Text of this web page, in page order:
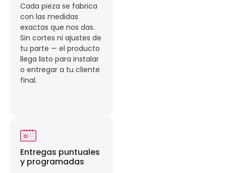
Cada pieza se fabrica
con las medidas
exactas que nos das.
Sin cortes ni ajustes de
tu parte — el producto
llega listo para instalar
o entregar a tu cliente
final.
Entregas puntuales
y programadas